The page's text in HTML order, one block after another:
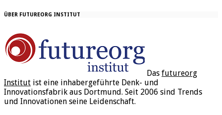
ÜBER FUTUREORG INSTITUT
Das futureorg
Institut ist eine inhabergeführte Denk- und
Innovationsfabrik aus Dortmund. Seit 2006 sind Trends
und Innovationen seine Leidenschaft.